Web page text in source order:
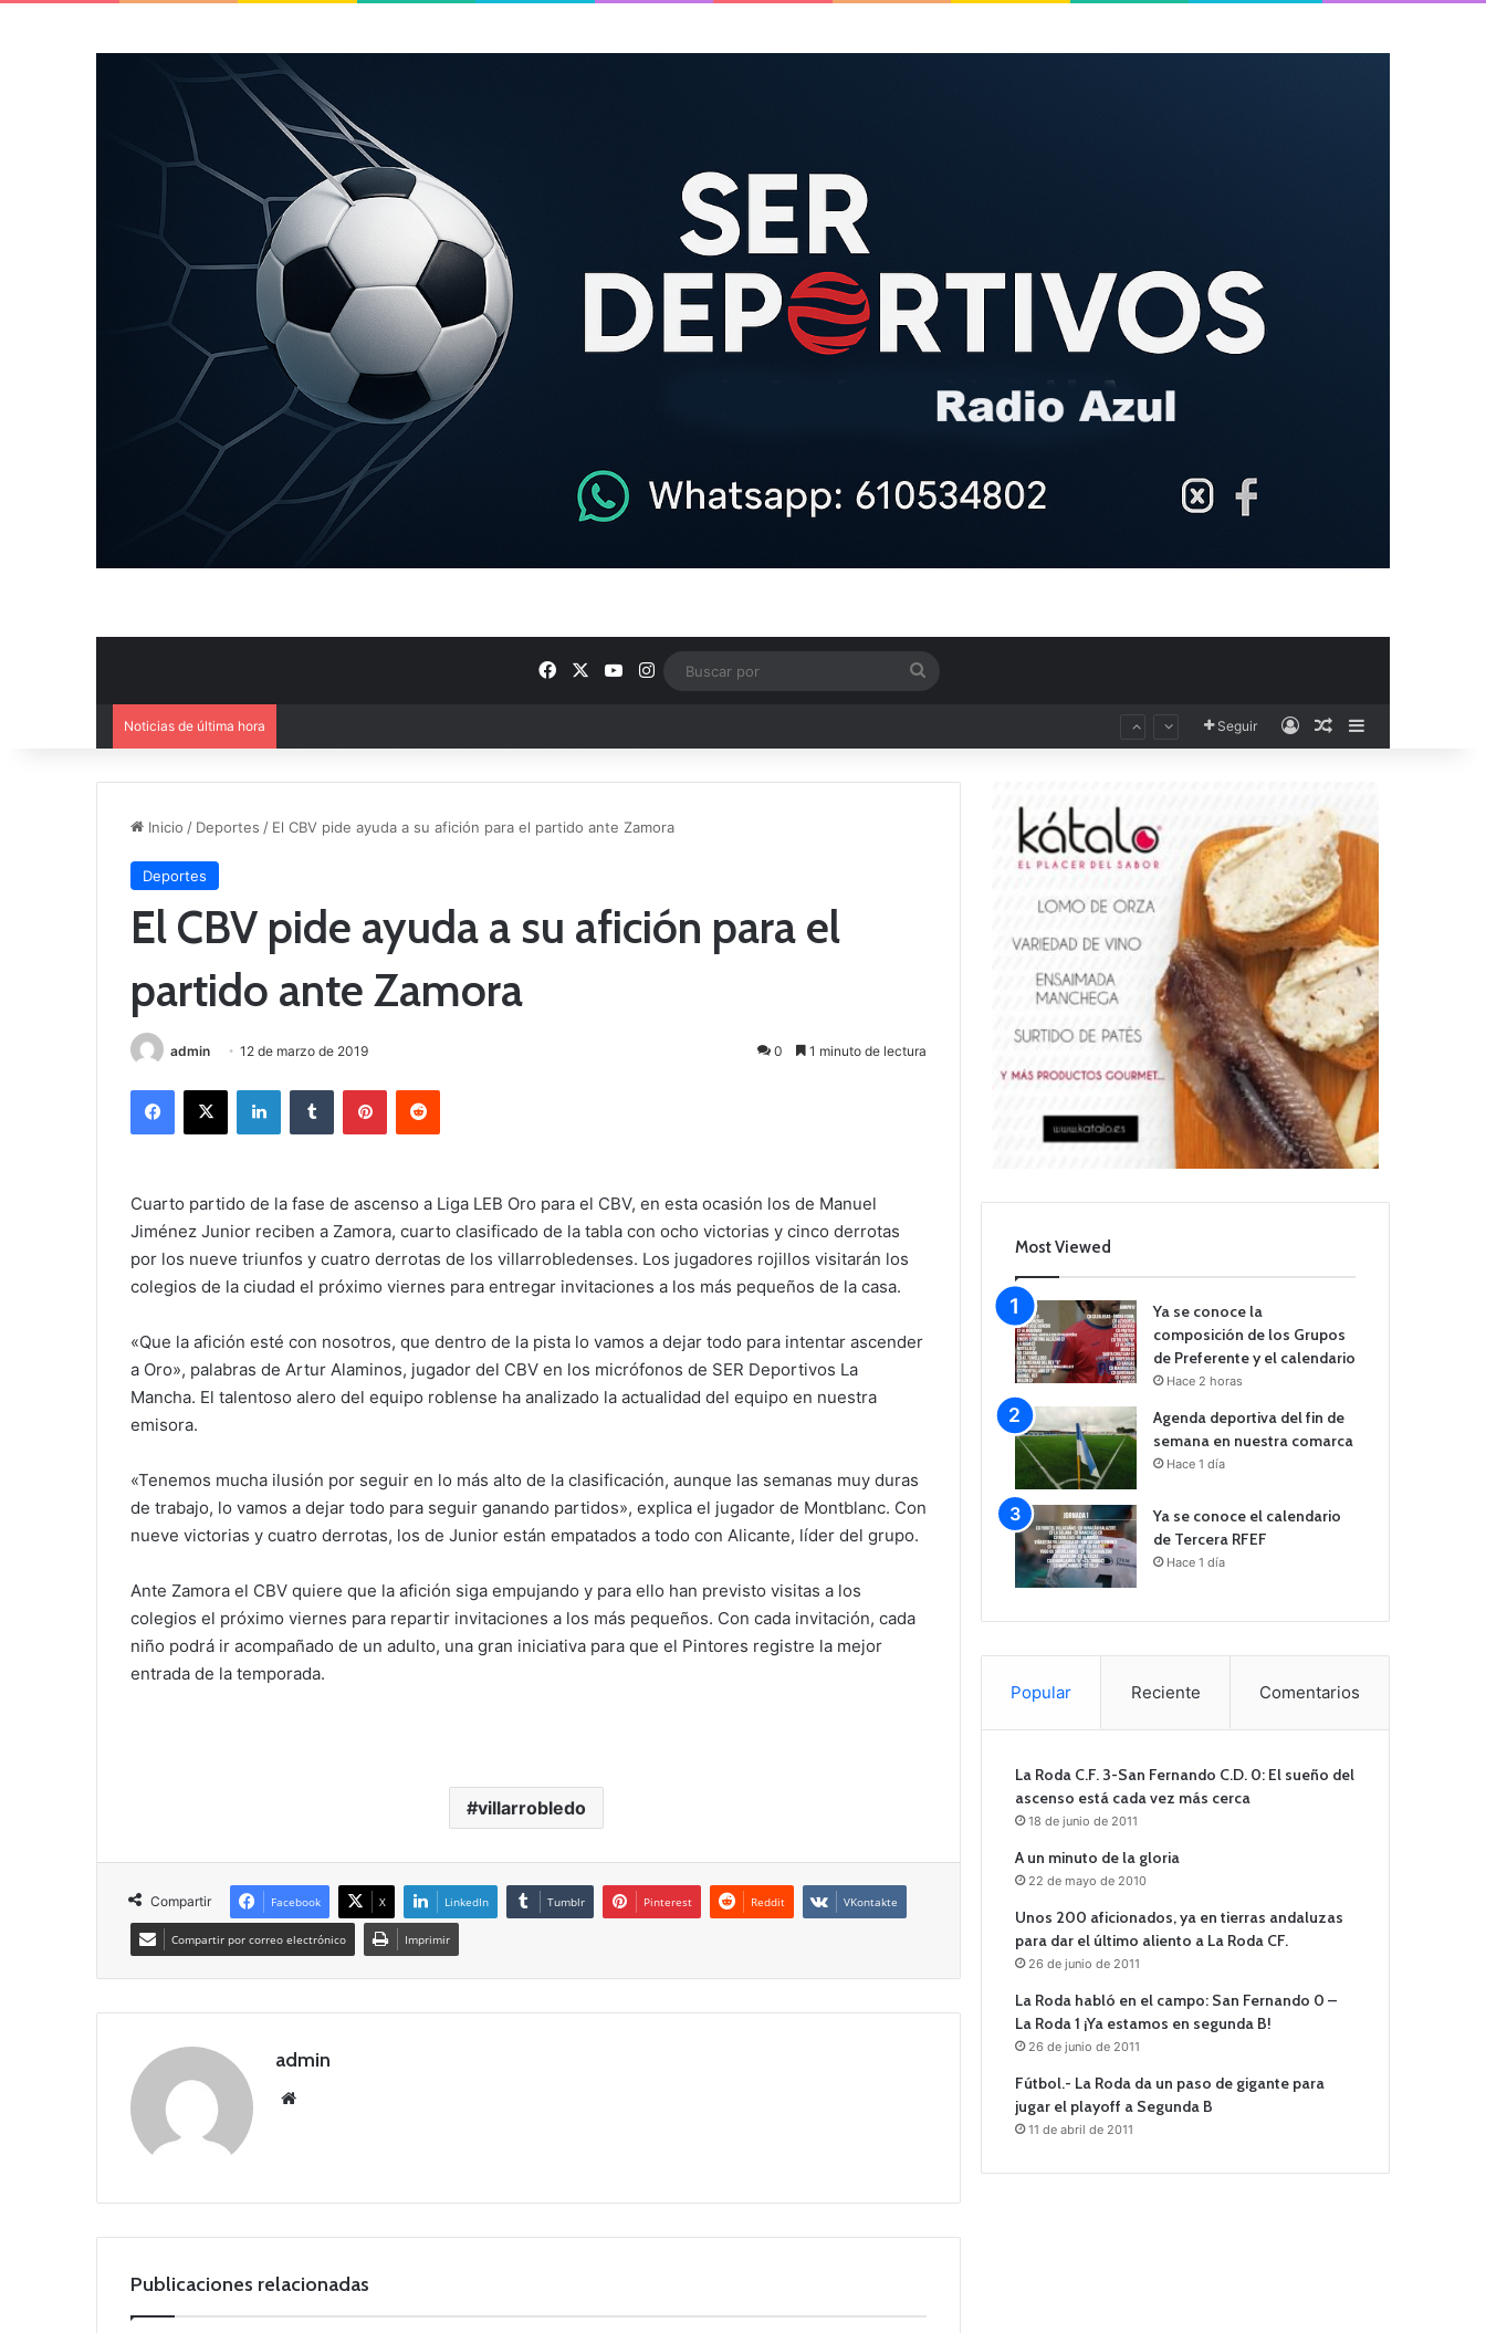
FacebookYouTube
Instagram
Noticias de última hora Seguir AccesoPublicación al
Inicio / Deportes / El CBV pide ayuda a su afición para el partido ante Zamora
Deportes
El CBV pide ayuda a su afición para el
partido ante Zamora
admin 12 de marzo de 2019 0 1 minuto de lectura
Cuarto partido de la fase de ascenso a Liga LEB Oro para el CBV, en esta ocasión los de Manuel
Jiménez Junior reciben a Zamora, cuarto clasificado de la tabla con ocho victorias y cinco derrotas
por los nueve triunfos y cuatro derrotas de los villarrobledenses. Los jugadores rojillos visitarán los
colegios de la ciudad el próximo viernes para entregar invitaciones a los más pequeños de la casa.
«Que la afición esté con nosotros, que dentro de la pista lo vamos a dejar todo para intentar ascender
a Oro», palabras de Artur Alaminos, jugador del CBV en los micrófonos de SER Deportivos La
Mancha. El talentoso alero del equipo roblense ha analizado la actualidad del equipo en nuestra
emisora.
«Tenemos mucha ilusión por seguir en lo más alto de la clasificación, aunque las semanas muy duras
de trabajo, lo vamos a dejar todo para seguir ganando partidos», explica el jugador de Montblanc. Con
nueve victorias y cuatro derrotas, los de Junior están empatados a todo con Alicante, líder del grupo.
Ante Zamora el CBV quiere que la afición siga empujando y para ello han previsto visitas a los
colegios el próximo viernes para repartir invitaciones a los más pequeños. Con cada invitación, cada
niño podrá ir acompañado de un adulto, una gran iniciativa para que el Pintores registre la mejor
entrada de la temporada.
villarrobledo
Compartir Facebook X LinkedIn Tumblr Pinterest Reddit VKontakte
Compartir por correo electrónico Imprimir
admin
Publicaciones relacionadas
Most Viewed
Ya se conoce la
composición de los Grupos
de Preferente y el calendario
Hace 2 horas
Agenda deportiva del fin de
semana en nuestra comarca
Hace 1 día
Ya se conoce el calendario
de Tercera RFEF
Hace 1 día
Popular Reciente Comentarios
La Roda C.F. 3-San Fernando C.D. 0: El sueño del
ascenso está cada vez más cerca
18 de junio de 2011
A un minuto de la gloria
22 de mayo de 2010
Unos 200 aficionados, ya en tierras andaluzas
para dar el último aliento a La Roda CF.
26 de junio de 2011
La Roda habló en el campo: San Fernando 0 –
La Roda 1 ¡Ya estamos en segunda B!
26 de junio de 2011
Fútbol.- La Roda da un paso de gigante para
jugar el playoff a Segunda B
11 de abril de 2011